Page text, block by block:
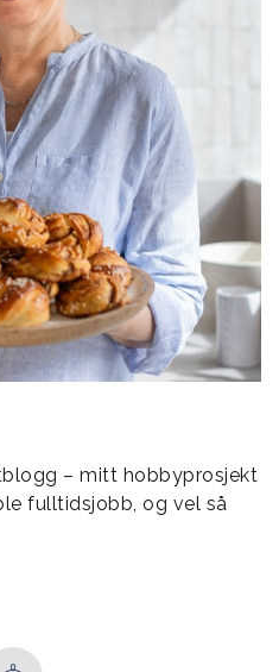
– mitt hobbyprosjekt
fulltidsjobb, og vel så